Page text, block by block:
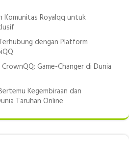
Komunitas Royalqq untuk
dengan Platform
Game-Changer di Dunia
Kegembiraan dan
Taruhan Online